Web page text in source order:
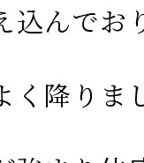
込んでお
く降りま